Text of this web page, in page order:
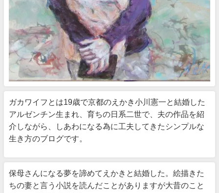
ガカワイフとは19歳で京都のえかき小川憲一と結婚した
アルゼンチン生まれ、育ちの日系二世で、夫の作品を紹
介しながら、しあわになる為に工夫してきたシンプルな
生き方のブログです。
保母さんになる夢を諦めてえかきと結婚した。絵描きた
ちの妻と言う小説を読んだことがありますが大昔のこと